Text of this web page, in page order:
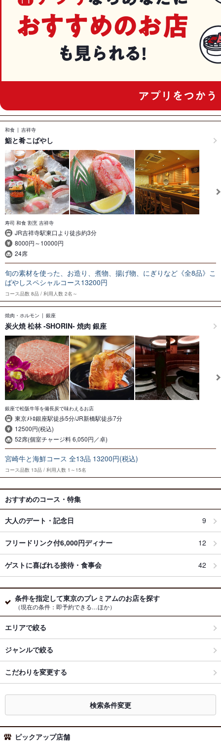
和食 吉祥寺
鮨と肴こばやし
寿司 和食 割烹 吉祥寺
JR吉祥寺駅東口より徒歩約3分
8000円～10000円
24席
旬の素材を使った、お造り、煮物、揚げ物、にぎりなど《全8品》こ
ばやしスペシャルコース13200円
コース品数 8品 利用人数 2名～
焼肉・ホルモン 銀座
炭火焼 松林 -SHORIN- 焼肉 銀座
銀座で松阪牛等を備長炭で味わえるお店
東京ﾒﾄﾛ銀座駅徒歩5分/JR新橋駅徒歩7分
12500円(税込)
52席(個室チャージ料 6,050円／卓)
宮崎牛と海鮮コース 全13品 13200円(税込)
コース品数 13品 利用人数 1～15名
おすすめのコース・特集
大人のデート・記念日 9
フリードリンク付6,000円ディナー 12
ゲストに喜ばれる接待・食事会 42
条件を指定して東京のプレミアムのお店を探す
（現在の条件：即予約できる…ほか）
エリアで絞る
ジャンルで絞る
こだわりを変更する
検索条件変更
ピックアップ店舗